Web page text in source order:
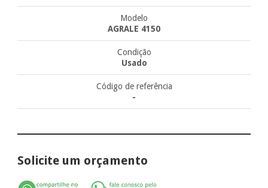
Modelo
AGRALE 4150
Condição
Usado
Código de referência
-
Solicite um orçamento